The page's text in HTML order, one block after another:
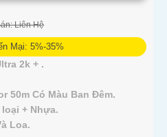
Liên Hệ
Mại: 5%-35%
2k + .
50m Có Màu Ban Ðêm.
+ Nhựa.
Loa.